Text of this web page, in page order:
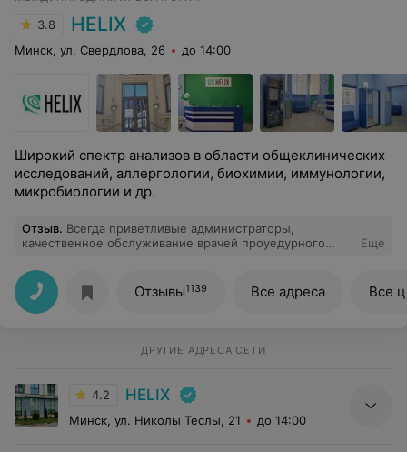
3.8 HELIX
Минск, ул. Свердлова, 26 до 14:00
Широкий спектр анализов в области общеклинических
исследований, аллергологии, биохимии, иммунологии,
микробиологии и др.
Отзыв. Всегда приветливые администраторы,
качественное обслуживание врачей проуедурного
Еще
Отзывы1139 Все адреса Все
ДРУГИЕ АДРЕСА СЕТИ
4.2 HELIX
Минск, ул. Николы Теслы, 21 до 14:00